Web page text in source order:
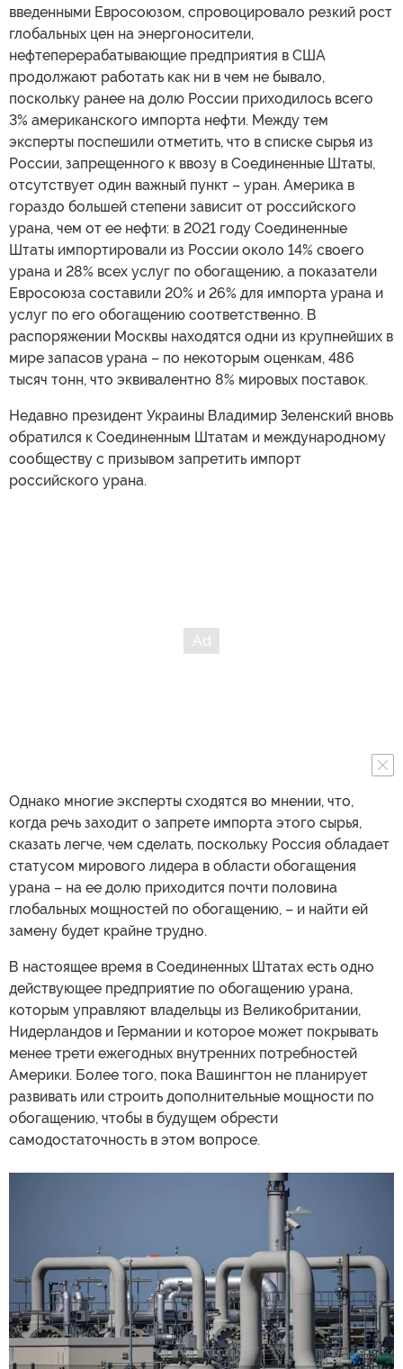
введенными Евросоюзом, спровоцировало резкий рост
глобальных цен на энергоносители,
нефтеперерабатывающие предприятия в США
продолжают работать как ни в чем не бывало,
поскольку ранее на долю России приходилось всего
3% американского импорта нефти. Между тем
эксперты поспешили отметить, что в списке сырья из
России, запрещенного к ввозу в Соединенные Штаты,
отсутствует один важный пункт – уран. Америка в
гораздо большей степени зависит от российского
урана, чем от ее нефти: в 2021 году Соединенные
Штаты импортировали из России около 14% своего
урана и 28% всех услуг по обогащению, а показатели
Евросоюза составили 20% и 26% для импорта урана и
услуг по его обогащению соответственно. В
распоряжении Москвы находятся одни из крупнейших в
мире запасов урана – по некоторым оценкам, 486
тысяч тонн, что эквивалентно 8% мировых поставок.
Недавно президент Украины Владимир Зеленский вновь
обратился к Соединенным Штатам и международному
сообществу с призывом запретить импорт
российского урана.
Однако многие эксперты сходятся во мнении, что,
когда речь заходит о запрете импорта этого сырья,
сказать легче, чем сделать, поскольку Россия обладает
статусом мирового лидера в области обогащения
урана – на ее долю приходится почти половина
глобальных мощностей по обогащению, – и найти ей
замену будет крайне трудно.
В настоящее время в Соединенных Штатах есть одно
действующее предприятие по обогащению урана,
которым управляют владельцы из Великобритании,
Нидерландов и Германии и которое может покрывать
менее трети ежегодных внутренних потребностей
Америки. Более того, пока Вашингтон не планирует
развивать или строить дополнительные мощности по
обогащению, чтобы в будущем обрести
самодостаточность в этом вопросе.